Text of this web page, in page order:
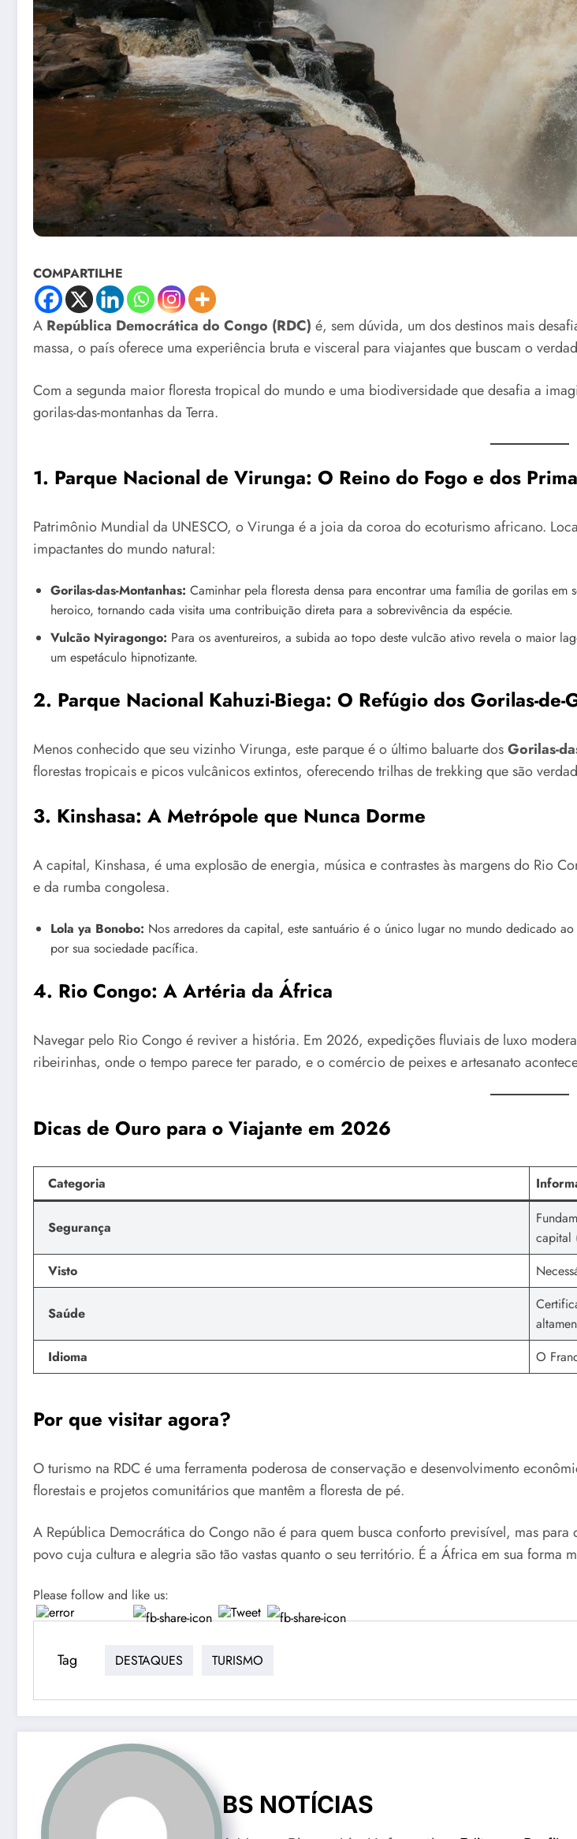
COMPARTILHE
A República Democrática do Congo (RDC) é, sem dúvida, um dos destinos mais
massa, o país oferece uma experiência bruta e visceral para viajantes que buscam o
Com a segunda maior floresta tropical do mundo e uma biodiversidade que desafia a
gorilas-das-montanhas da Terra.
1. Parque Nacional de Virunga: O Reino do Fogo e dos
Patrimônio Mundial da UNESCO, o Virunga é a joia da coroa do ecoturismo africano.
impactantes do mundo natural:
Gorilas-das-Montanhas: Caminhar pela floresta densa para encontrar uma família de gorilas
heroico, tornando cada visita uma contribuição direta para a sobrevivência da espécie.
Vulcão Nyiragongo: Para os aventureiros, a subida ao topo deste vulcão ativo revela o maior
um espetáculo hipnotizante.
2. Parque Nacional Kahuzi-Biega: O Refúgio dos Gorilas-de-
Menos conhecido que seu vizinho Virunga, este parque é o último baluarte dosGorilas-
florestas tropicais e picos vulcânicos extintos, oferecendo trilhas de trekking que são
3. Kinshasa: A Metrópole que Nunca Dorme
A capital, Kinshasa, é uma explosão de energia, música e contrastes às margens do Rio
e da rumba congolesa.
Lola ya Bonobo: Nos arredores da capital, este santuário é o único lugar no mundo dedicado
por sua sociedade pacífica.
4. Rio Congo: A Artéria da África
Navegar pelo Rio Congo é reviver a história. Em 2026, expedições fluviais de luxo
ribeirinhas, onde o tempo parece ter parado, e o comércio de peixes e artesanato
Dicas de Ouro para o Viajante em 2026
Categoria
Segurança
capital
Visto
Saúde
Idioma
O
Por que visitar agora?
O turismo na RDC é uma ferramenta poderosa de conservação e desenvolvimento
florestais e projetos comunitários que mantêm a floresta de pé.
A República Democrática do Congo não é para quem busca conforto previsível, mas
povo cuja cultura e alegria são tão vastas quanto o seu território. É a África em sua forma
Please follow and like us:
Tag DESTAQUES TURISMO
BS NOTÍCIAS